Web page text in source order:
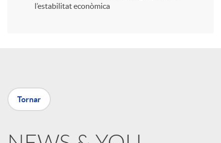
a
l’estabilitat econòmica
Tornar